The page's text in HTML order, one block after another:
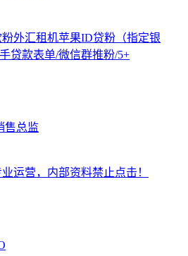
外汇租机苹果ID贷粉（指定银
贷款表单/微信群推粉/5+
售总监
运营，内部资料禁止点击！